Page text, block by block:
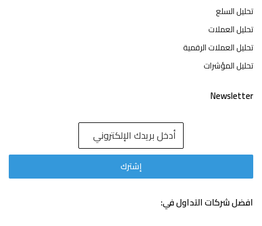
تحليل السلع
تحليل العملات
تحليل العملات الرقمية
تحليل المؤشرات
Newsletter
افضل شركات التداول في: